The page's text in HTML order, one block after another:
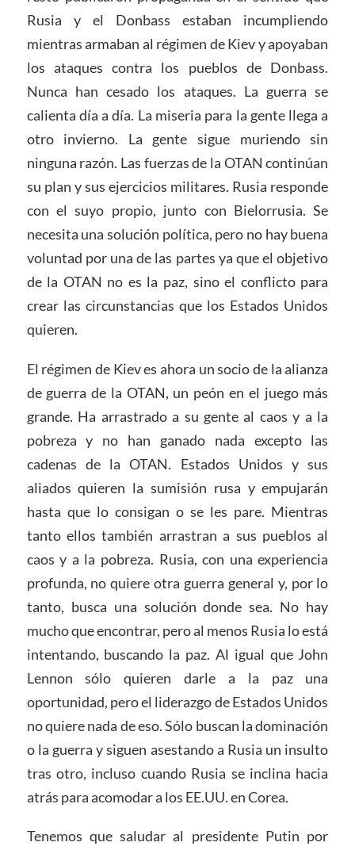
Rusia y el Donbass estaban incumpliendo
mientras armaban al régimen de Kiev y apoyaban
los ataques contra los pueblos de Donbass.
Nunca han cesado los ataques. La guerra se
calienta día a día. La miseria para la gente llega a
otro invierno. La gente sigue muriendo sin
ninguna razón. Las fuerzas de la OTAN continúan
su plan y sus ejercicios militares. Rusia responde
con el suyo propio, junto con Bielorrusia. Se
necesita una solución política, pero no hay buena
voluntad por una de las partes ya que el objetivo
de la OTAN no es la paz, sino el conflicto para
crear las circunstancias que los Estados Unidos
quieren.
El régimen de Kiev es ahora un socio de la alianza
de guerra de la OTAN, un peón en el juego más
grande. Ha arrastrado a su gente al caos y a la
pobreza y no han ganado nada excepto las
cadenas de la OTAN. Estados Unidos y sus
aliados quieren la sumisión rusa y empujarán
hasta que lo consigan o se les pare. Mientras
tanto ellos también arrastran a sus pueblos al
caos y a la pobreza. Rusia, con una experiencia
profunda, no quiere otra guerra general y, por lo
tanto, busca una solución donde sea. No hay
mucho que encontrar, pero al menos Rusia lo está
intentando, buscando la paz. Al igual que John
Lennon sólo quieren darle a la paz una
oportunidad, pero el liderazgo de Estados Unidos
no quiere nada de eso. Sólo buscan la dominación
o la guerra y siguen asestando a Rusia un insulto
tras otro, incluso cuando Rusia se inclina hacia
atrás para acomodar a los EE.UU. en Corea.
Tenemos que saludar al presidente Putin por